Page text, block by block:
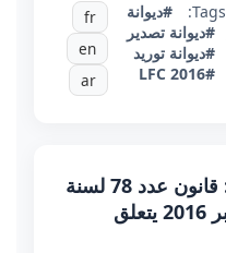
Tags:
#ديوانة
#ديوانة تصدير
#ديوانة توريد
#LFC 2016
fr
en
ar
قانون المالية لسنة 2017 : قانون عدد 78 لسنة
2016 مؤرخ في 17 ديسمبر 2016 يتعلق